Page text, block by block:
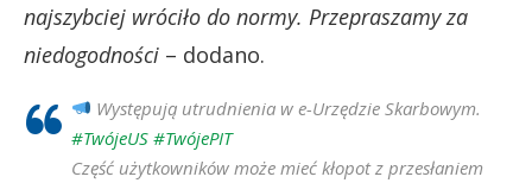
najszybciej wróciło do normy. Przepraszamy za
niedogodności – dodano.
Występują utrudnienia w e-Urzędzie Skarbowym.
#TwójeUS #TwójePIT
Część użytkowników może mieć kłopot z przesłaniem